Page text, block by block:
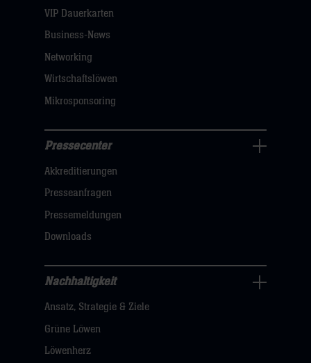
dann
klicken
VIP Dauerkarten
Business-News
Networking
Wirtschaftslöwen
Mikrosponsoring
Navigation
öffnen,
dann
klicken
hier
Pressecenter
Akkreditierungen
Presseanfragen
Pressemeldungen
Downloads
Nachhaltigkeit
Navigation
öffnen,
dann
Nachhaltigkeit
Ansatz, Strategie & Ziele
Grüne Löwen
Löwenherz